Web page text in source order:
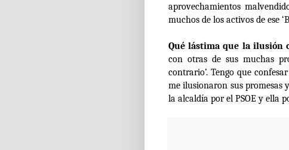
aprovechamientos
muchos de los activos de ese
Qué lástima que la ilusión
con otras de sus muchas
contrario’. Tengo que
me ilusionaron sus promesas
la alcaldía por el PSOE y ella